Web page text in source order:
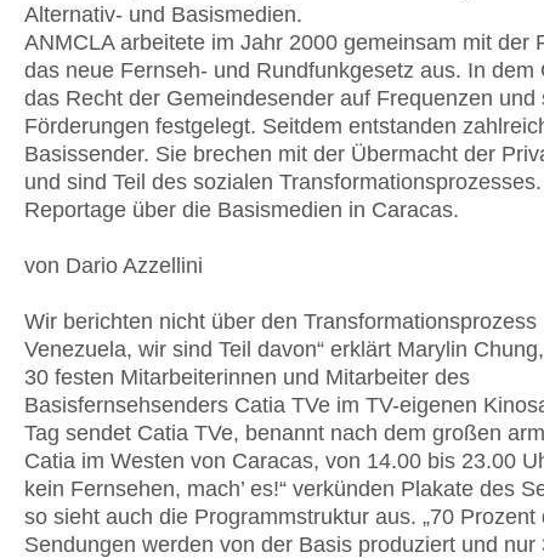
Alternativ- und Basismedien.
ANMCLA arbeitete im Jahr 2000 gemeinsam mit der
das neue Fernseh- und Rundfunkgesetz aus. In dem
das Recht der Gemeindesender auf Frequenzen und
Förderungen festgelegt. Seitdem entstanden
Basissender. Sie brechen mit der Übermacht der
und sind Teil des sozialen
Reportage über die Basismedien in Caracas.
von Dario Azzellini
Wir berichten nicht über den Transformationsprozess
Venezuela, wir sind Teil davon“ erklärt Marylin
30 festen Mitarbeiterinnen und Mitarbeiter des
Basisfernsehsenders Catia TVe im TV-eigenen
Tag sendet Catia TVe, benannt nach dem großen
Catia im Westen von Caracas, von 14.00 bis 23.00
kein Fernsehen, mach’ es!“ verkünden Plakate des
so sieht auch die Programmstruktur aus. „70 Prozent
Sendungen werden von der Basis produziert und nur